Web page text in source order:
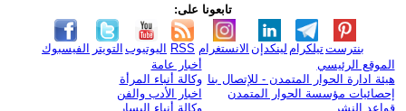
تابعونا على:
الفيسبوك التويتر اليوتيوب RSS الانستغرام لينكدإن تيلكرامبنترست
الموقع الرئيسي
هيئة ادارة الحوار المتمدن - للإتصال بنا
إحصائيات مؤسسة الحوار المتمدن
قواعد النشر
أخبار عامة
وكالة أنباء المرأة
اخبار الأدب والفن
وكالة أنباء اليسار